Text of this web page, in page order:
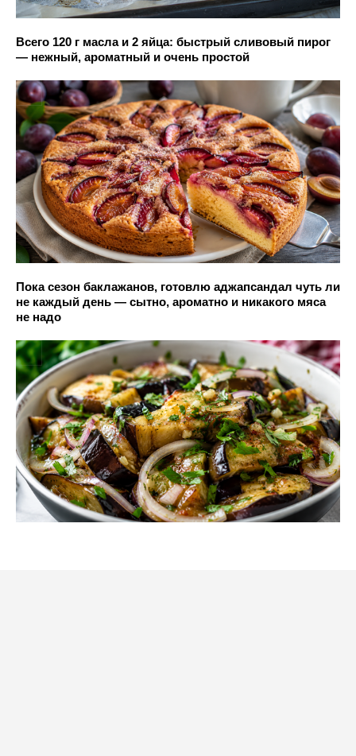
Всего 120 г масла и 2 яйца: быстрый сливовый пирог
— нежный, ароматный и очень простой
Пока сезон баклажанов, готовлю аджапсандал чуть ли
не каждый день — сытно, ароматно и никакого мяса
не надо